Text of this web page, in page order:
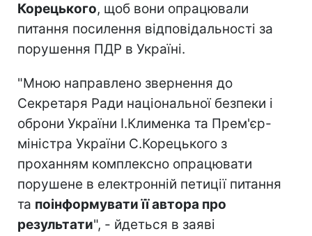
Корецького, щоб вони опрацювали
питання посилення відповідальності за
порушення ПДР в Україні.
"Мною направлено звернення до
Секретаря Ради національної безпеки і
оброни України І.Клименка та Прем'єр-
міністра України С.Корецького з
проханням комплексно опрацювати
порушене в електронній петиції питання
та поінформувати її автора про
результати", - йдеться в заяві